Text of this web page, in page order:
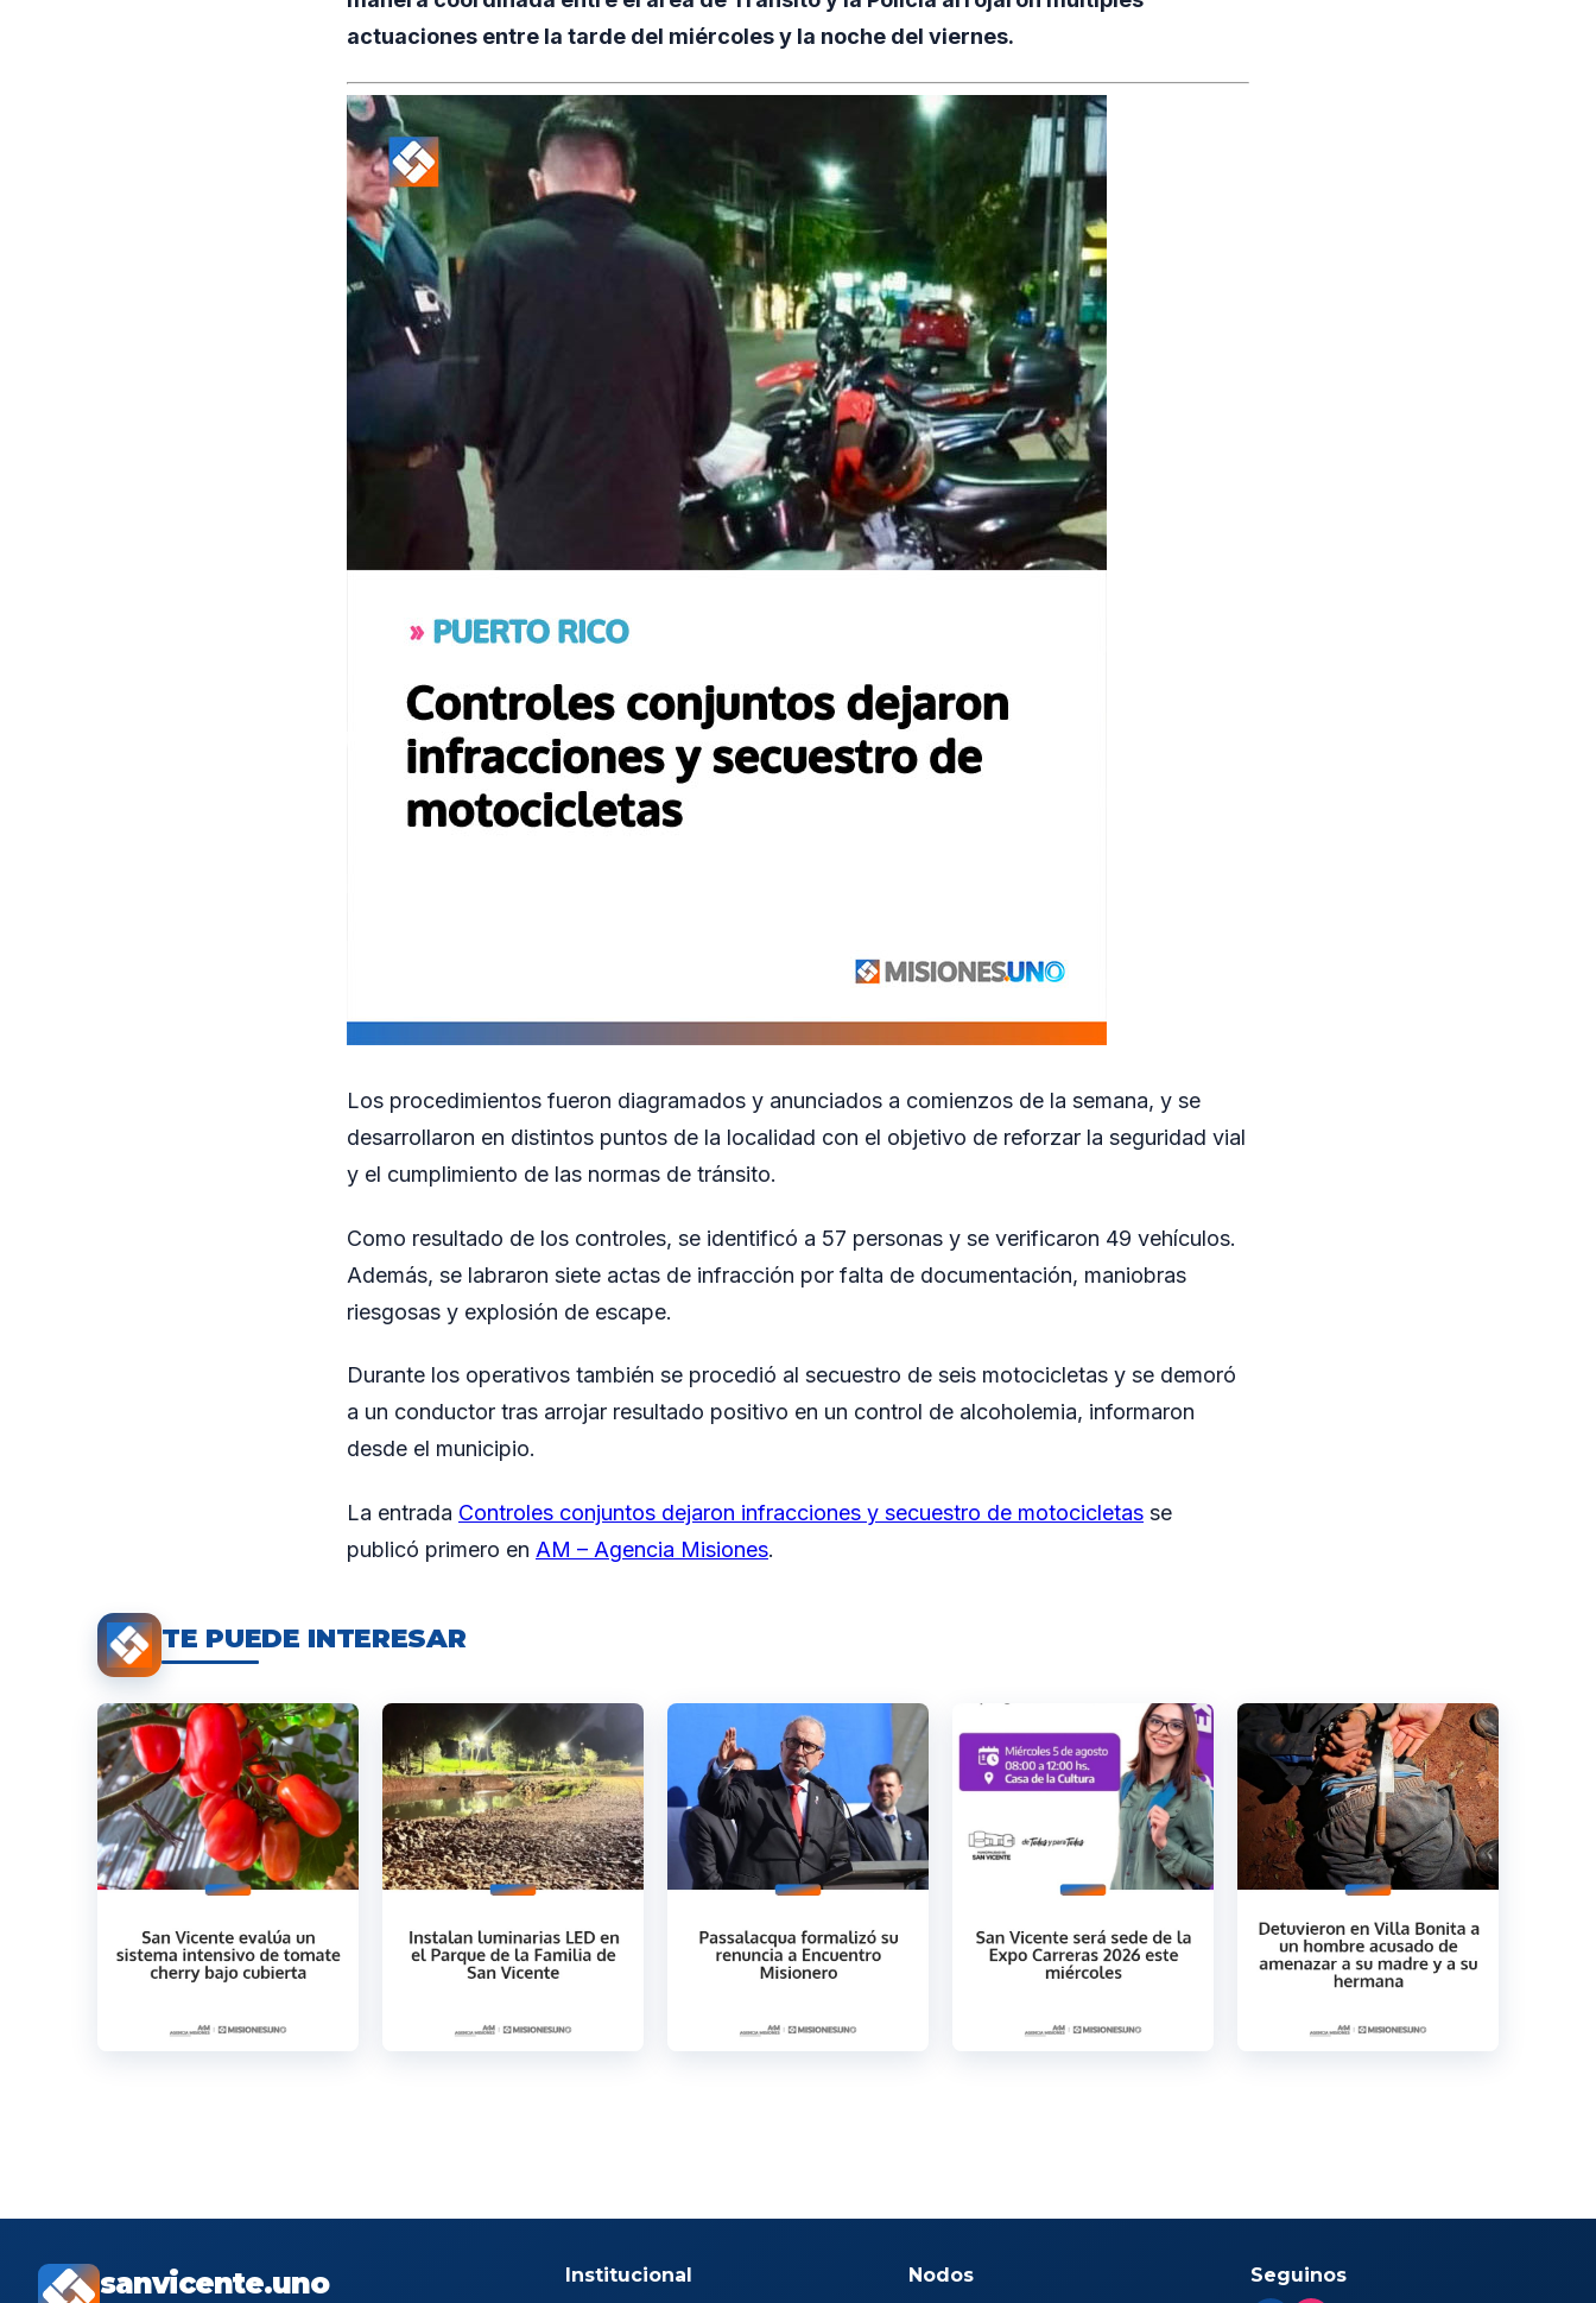
actuaciones entre la tarde del miércoles y la noche del viernes.
Los procedimientos fueron diagramados y anunciados a comienzos de la semana, y se
desarrollaron en distintos puntos de la localidad con el objetivo de reforzar la seguridad vial
y el cumplimiento de las normas de tránsito.
Como resultado de los controles, se identificó a 57 personas y se verificaron 49 vehículos.
Además, se labraron siete actas de infracción por falta de documentación, maniobras
riesgosas y explosión de escape.
Durante los operativos también se procedió al secuestro de seis motocicletas y se demoró
a un conductor tras arrojar resultado positivo en un control de alcoholemia, informaron
desde el municipio.
La entrada Controles conjuntos dejaron infracciones y secuestro de motocicletas se
publicó primero en AM – Agencia Misiones.
TE PUEDE INTERESAR
sanvicente.uno Institucional Nodos Seguinos